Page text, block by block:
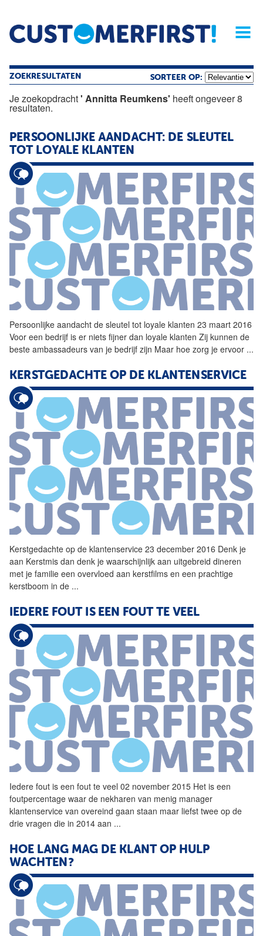
Home Opinie Archief
Magazine
ZOEKRESULTATEN SORTEER OP:
Je zoekopdracht' Annitta Reumkens' heeft ongeveer 8
resultaten.
PERSOONLIJKE AANDACHT: DE SLEUTEL
TOT LOYALE KLANTEN
Persoonlijke aandacht de sleutel tot loyale klanten 23 maart 2016
Voor een bedrijf is er niets fijner dan loyale klanten Zij kunnen de
beste ambassadeurs van je bedrijf zijn Maar hoe zorg je ervoor ...
KERSTGEDACHTE OP DE KLANTENSERVICE
Kerstgedachte op de klantenservice 23 december 2016 Denk je
aan Kerstmis dan denk je waarschijnlijk aan uitgebreid dineren
met je familie een overvloed aan kerstfilms en een prachtige
kerstboom in de ...
IEDERE FOUT IS EEN FOUT TE VEEL
Iedere fout is een fout te veel 02 november 2015 Het is een
foutpercentage waar de nekharen van menig manager
klantenservice van overeind gaan staan maar liefst twee op de
drie vragen die in 2014 aan ...
HOE LANG MAG DE KLANT OP HULP
WACHTEN?